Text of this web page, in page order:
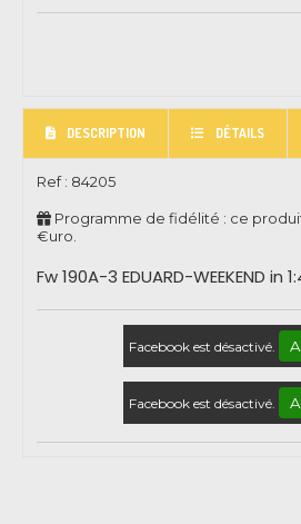
DESCRIPTION DÉTAILS
Ref : 84205
Programme de fidélité : ce
€uro.
Fw 190A-3 EDUARD-WEEKEND in
Facebook est désactivé.
Facebook est désactivé.